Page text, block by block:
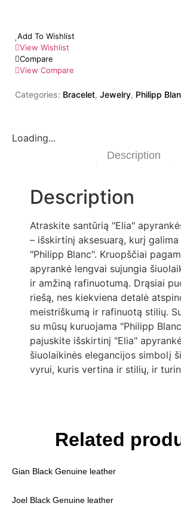
Add To Wishlist
View Wishlist
Compare
View Compare
Categories: Bracelet, Jewelry, Philipp
Loading...
Description
Description
Atraskite santūrią "Elia"
– išskirtinį aksesuarą, kurį
"Philipp Blanc". Kruopščiai
apyrankė lengvai sujungia
ir amžiną rafinuotumą. Drąsiai
riešą, nes kiekviena detalė
meistriškumą ir rafinuotą stilių.
su mūsų kuruojama "Philipp
pajuskite išskirtinį "Elia"
šiuolaikinės elegancijos simbolį
vyrui, kuris vertina ir stilių, ir
Related
Gian Black Genuine leather
Joel Black Genuine leather